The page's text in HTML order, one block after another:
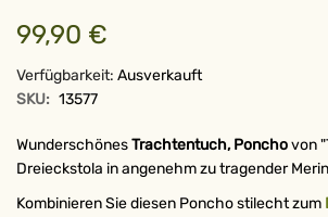
99,90 €
Verfügbarkeit: Ausverkauft
SKU: 13577
WunderschönesTrachtentuch, Ponchovon
Dreieckstola in angenehm zu tragender
Kombinieren Sie diesen Poncho stilecht zum